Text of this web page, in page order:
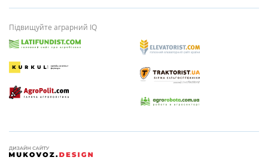
Підвищуйте аграрний IQ